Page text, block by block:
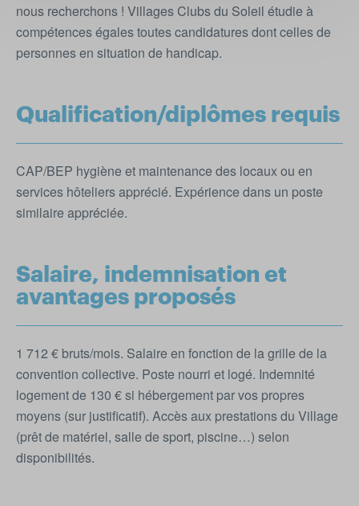
nous recherchons ! Villages Clubs du Soleil étudie à
compétences égales toutes candidatures dont celles de
personnes en situation de handicap.
Qualification/diplômes requis
CAP/BEP hygiène et maintenance des locaux ou en
services hôteliers apprécié. Expérience dans un poste
similaire appréciée.
Salaire, indemnisation et
avantages proposés
1 712 € bruts/mois. Salaire en fonction de la grille de la
convention collective. Poste nourri et logé. Indemnité
logement de 130 € si hébergement par vos propres
moyens (sur justificatif). Accès aux prestations du Village
(prêt de matériel, salle de sport, piscine…) selon
disponibilités.